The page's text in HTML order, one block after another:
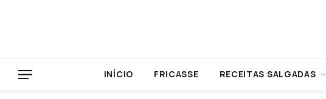
INÍCIO FRICASSE RECEITAS SALGADAS